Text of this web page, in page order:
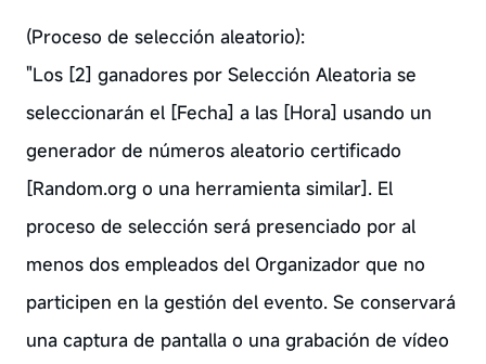
(Proceso de selección aleatorio):
"Los [2] ganadores por Selección Aleatoria se
seleccionarán el [Fecha] a las [Hora] usando un
generador de números aleatorio certificado
[Random.org o una herramienta similar]. El
proceso de selección será presenciado por al
menos dos empleados del Organizador que no
participen en la gestión del evento. Se conservará
una captura de pantalla o una grabación de vídeo